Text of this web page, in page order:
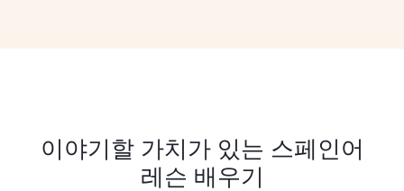
이야기할 가치가 있는 스페인어
레슨 배우기